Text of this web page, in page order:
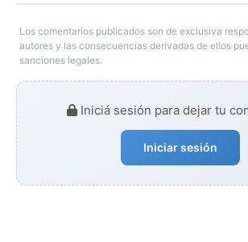
Los comentarios publicados son de exclusiva
autores y las consecuencias derivadas de ellos
sanciones legales.
Iniciá sesión para dejar tu
Iniciar sesión